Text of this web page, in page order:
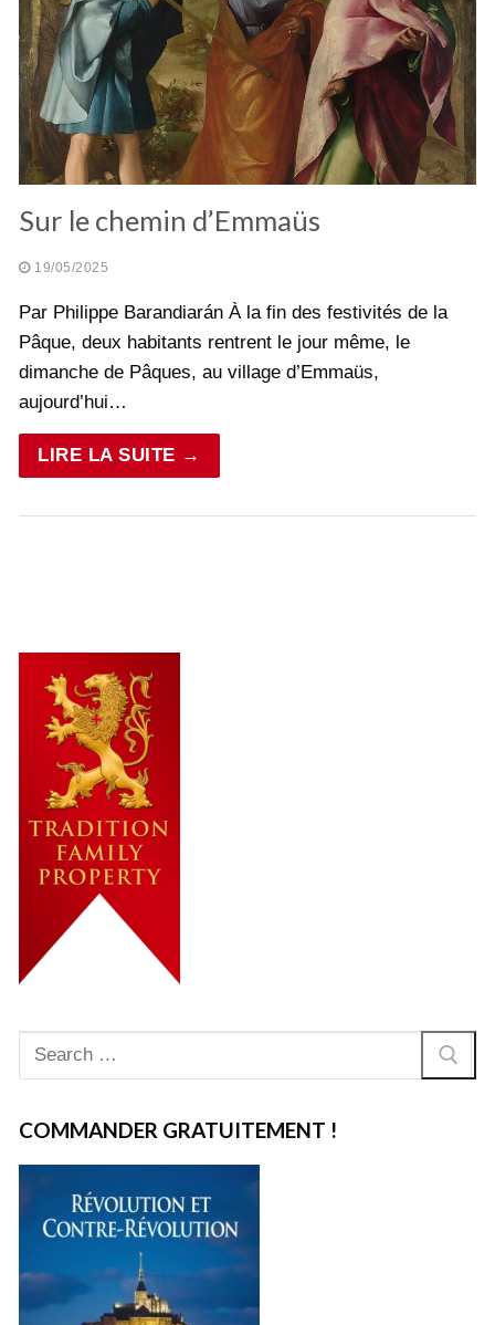
Sur le chemin d’Emmaüs
19/05/2025
Par Philippe Barandiarán À la fin des festivités de la
Pâque, deux habitants rentrent le jour même, le
dimanche de Pâques, au village d’Emmaüs,
aujourd’hui…
LIRE LA SUITE →
Rechercher
:
COMMANDER GRATUITEMENT !